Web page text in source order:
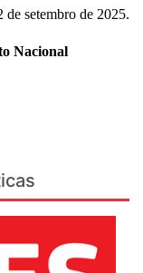
setembro de 2025.
Nacional